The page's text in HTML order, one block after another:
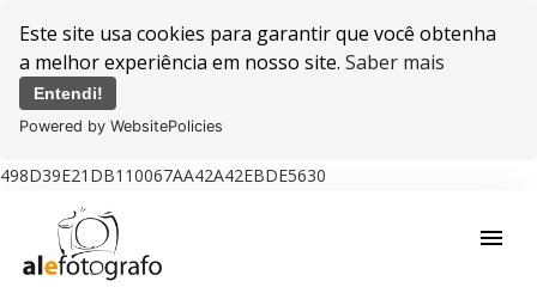
Este site usa cookies para garantir que você obtenha
a melhor experiência em nosso site. Saber mais
Entendi!
Powered by WebsitePolicies
498D39E21DB110067AA42A42EBDE5630
menu